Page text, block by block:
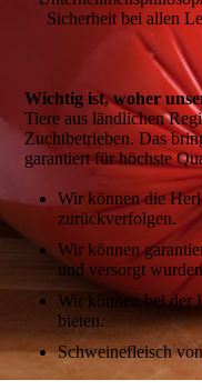
Sicherheit bei allen
Wichtig ist, woher
Tiere aus ländlichen
Zuchtbetrieben. Das
garantiert für höchste
Wir können die
zurückverfolgen.
Wir können
und versorgt
Wir können bei der
bieten.
Schweinefleisch